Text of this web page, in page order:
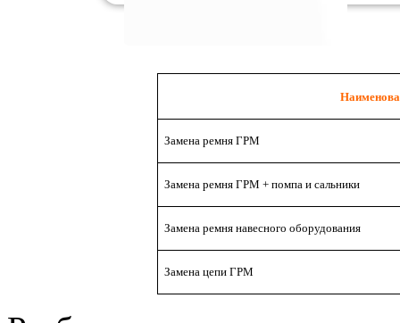
Замена ремня ГРМ
Замена ремня ГРМ + помпа и сальники
Замена ремня навесного оборудования
Замена цепи ГРМ